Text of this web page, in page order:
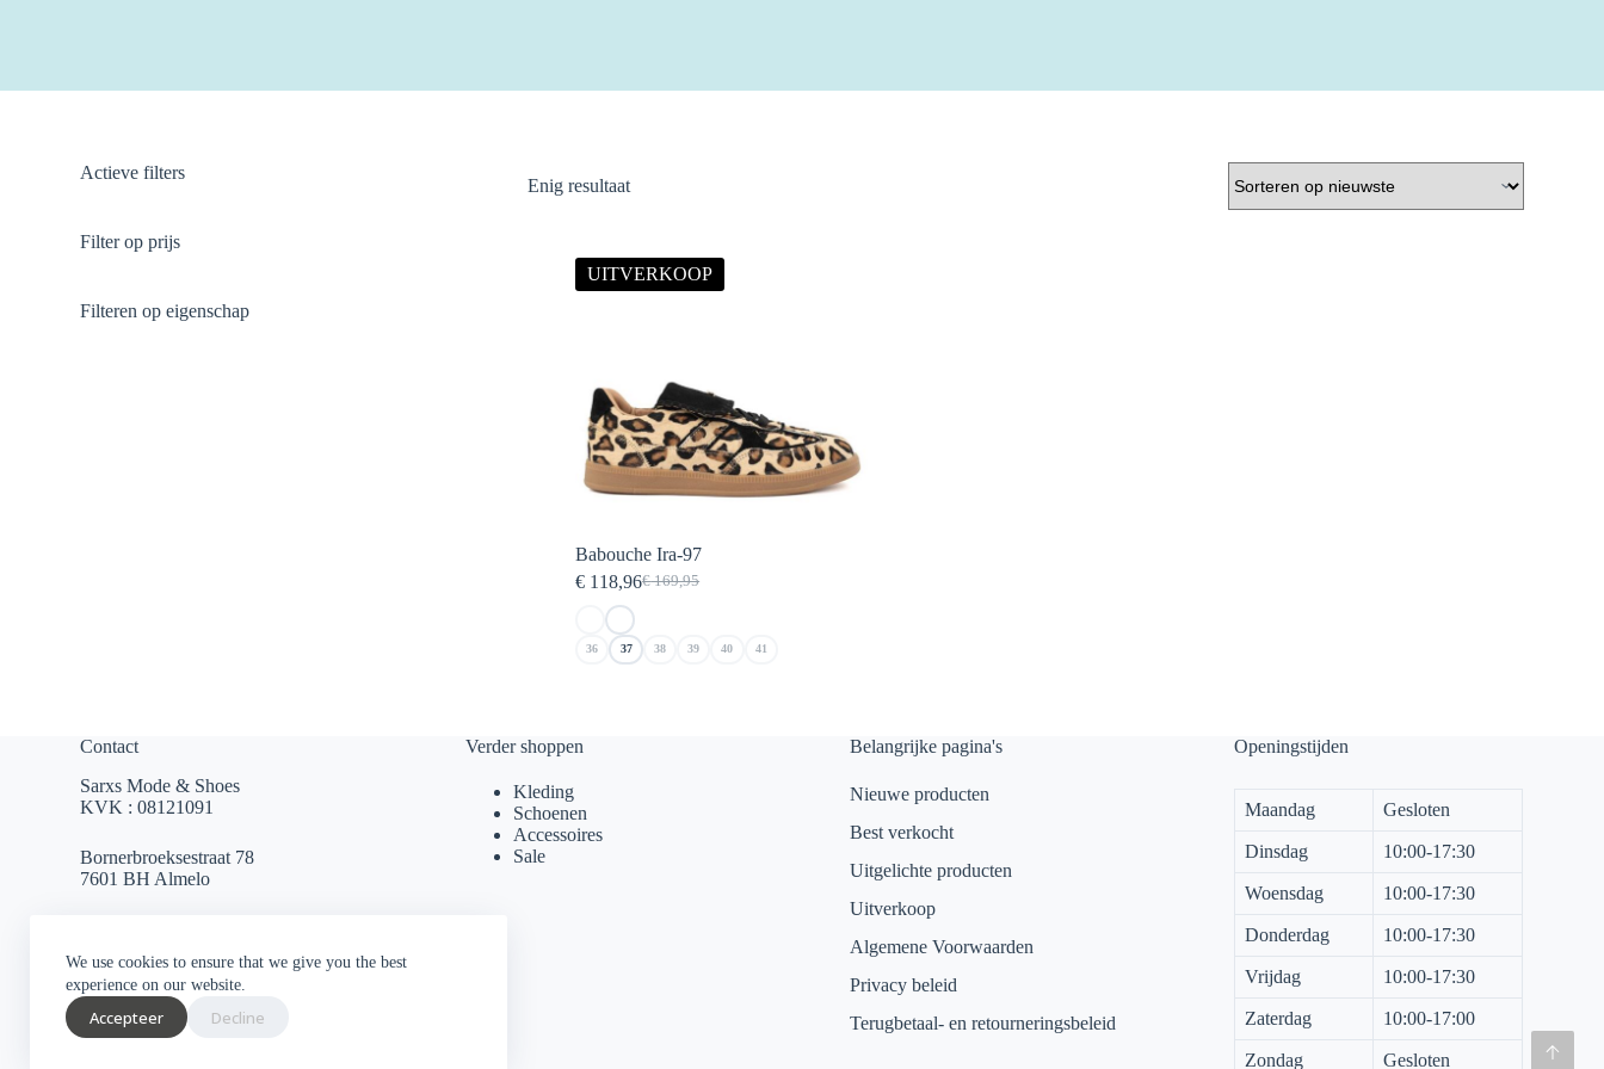
We use cookies to ensure that we give you the best
experience on our website.
Accepteer Decline
Enig resultaat
UITVERKOOP
Babouche Ira-97
€169,95
Oorspronkelijke
was:
€ 169,95.
€ 118,96Huidige
is:
€ 118,96.
36 37 38 39 40 41
Actieve filters
Filter op prijs
Filteren op eigenschap
Contact
Sarxs Mode & Shoes
KVK : 08121091
Bornerbroeksestraat 78
7601 BH Almelo
0546 812 230
Socials
Verder shoppen
Kleding
Schoenen
Accessoires
Sale
Belangrijke pagina's
Nieuwe producten
Best verkocht
Uitgelichte producten
Uitverkoop
Algemene Voorwaarden
Privacy beleid
Terugbetaal- en retourneringsbeleid
Openingstijden
Maandag Gesloten
Dinsdag 10:00-17:30
Woensdag 10:00-17:30
Donderdag 10:00-17:30
Vrijdag 10:00-17:30
Zaterdag 10:00-17:00
Zondag Gesloten